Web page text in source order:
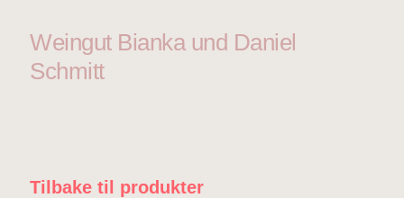
Weingut Bianka und Daniel
Schmitt
Tilbake til produkter